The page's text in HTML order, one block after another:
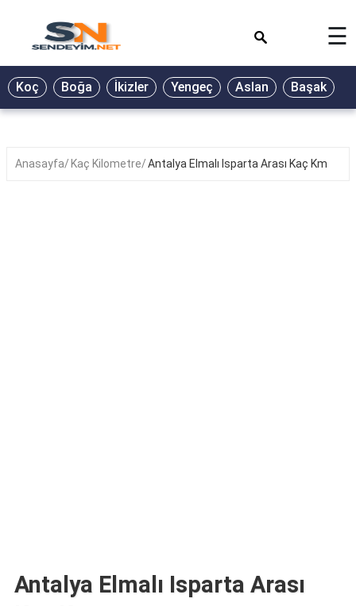
BİYOGRAFİ
GALERİ
☰
Koç Boğa İkizler Yengeç Aslan Başak
Anasayfa Kaç Kilometre Antalya Elmalı Isparta Arası Kaç Km
Antalya Elmalı Isparta Arası